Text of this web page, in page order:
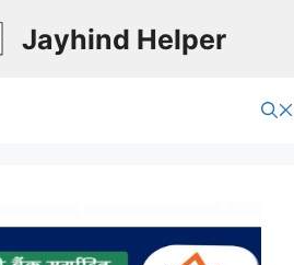
Jayhind Helper